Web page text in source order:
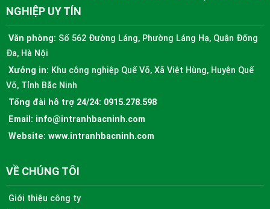
NGHIỆP UY TÍN
Văn phòng: Số 562 Đường Láng, Phường Láng Hạ, Quận Đống
Đa, Hà Nội
Xưởng in: Khu công nghiệp Quế Võ, Xã Việt Hùng, Huyện Quế
Võ, Tỉnh Bắc Ninh
Tổng đài hỗ trợ 24/24: 0915.278.598
Email: info@intranhbacninh.com
Website: www.intranhbacninh.com
VỀ CHÚNG TÔI
Giới thiệu công ty